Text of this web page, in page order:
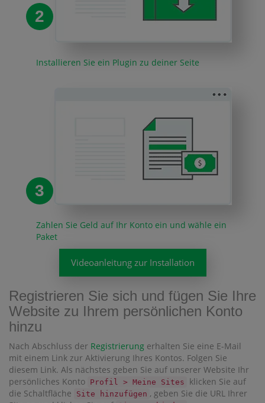
2
Installieren Sie ein Plugin zu deiner Seite
3
Zahlen Sie Geld auf Ihr Konto ein und wähle ein
Paket
Videoanleitung zur Installation
Registrieren Sie sich und fügen Sie Ihre
Website zu Ihrem persönlichen Konto
hinzu
Nach Abschluss der Registrierung erhalten Sie eine E-Mail
mit einem Link zur Aktivierung Ihres Kontos. Folgen Sie
diesem Link. Als nächstes geben Sie auf unserer Website Ihr
persönliches Konto Profil > Meine Sites
klicken Sie auf
die Schaltfläche
Site hinzufügen , geben Sie die URL Ihrer